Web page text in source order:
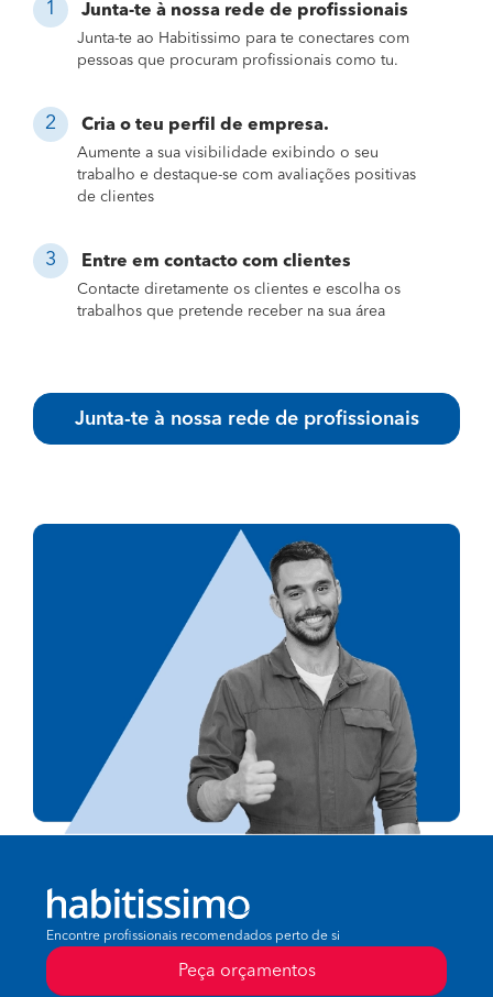
Junta-te à nossa rede de profissionais
Junta-te ao Habitissimo para te conectares com
pessoas que procuram profissionais como tu.
Cria o teu perfil de empresa.
Aumente a sua visibilidade exibindo o seu
trabalho e destaque-se com avaliações positivas
de clientes
Entre em contacto com clientes
Contacte diretamente os clientes e escolha os
trabalhos que pretende receber na sua área
Junta-te à nossa rede de profissionais
Encontre profissionais recomendados perto de si
Peça orçamentos